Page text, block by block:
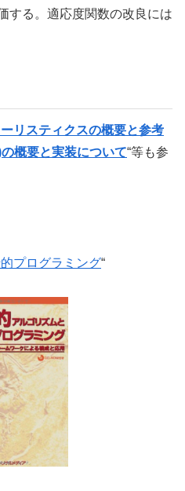
する。適応度関数の改良には
リスティクスの概要と参考
概要と実装について“等も参
プログラミング“